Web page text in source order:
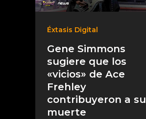
Éxtasis Digital
Gene Simmons
sugiere que los
«vicios» de Ace
Frehley
contribuyeron a su
muerte